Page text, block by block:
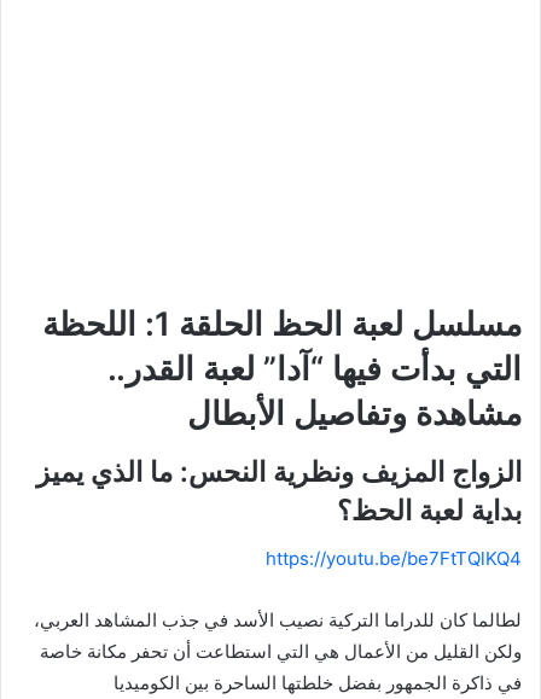
مسلسل لعبة الحظ الحلقة 1: اللحظة
التي بدأت فيها “آدا” لعبة القدر..
مشاهدة وتفاصيل الأبطال
الزواج المزيف ونظرية النحس: ما الذي يميز
بداية لعبة الحظ؟
https://youtu.be/be7FtTQlKQ4
لطالما كان للدراما التركية نصيب الأسد في جذب المشاهد العربي،
ولكن القليل من الأعمال هي التي استطاعت أن تحفر مكانة خاصة
في ذاكرة الجمهور بفضل خلطتها الساحرة بين الكوميديا